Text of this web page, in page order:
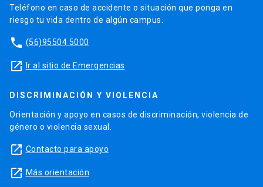
Teléfono en caso de accidente o situación que ponga en
riesgo tu vida dentro de algún campus.
phone (56)95504 5000
launch Ir al sitio de Emergencias
DISCRIMINACIÓN Y VIOLENCIA
Orientación y apoyo en casos de discriminación, violencia de
género o violencia sexual.
launch Contacto para apoyo
launch Más orientación